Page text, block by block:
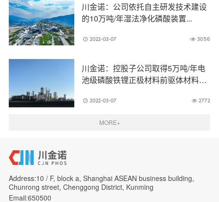
川金诺：公司依托自主研发技术建设
的10万吨/年湿法净化磷酸装置...
2022-03-07 3056
川金诺：控股子公司取得5万吨/年电
池级磷酸铁锂正极材料前驱体材料磷
2022-03-07 2772
MORE+
Address:10 / F, block a, Shanghai ASEAN business building,
Chunrong street, Chenggong District, Kunming
Email:650500